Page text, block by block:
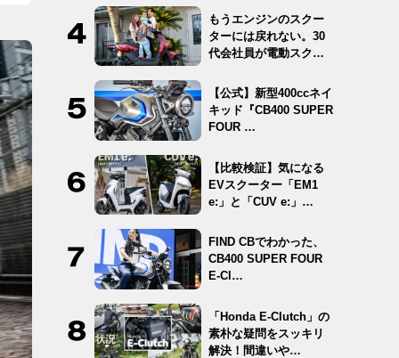
もうエンジンのスクー
ターには戻れない。30
代会社員が電動スクー
【公式】新型400ccネイ
キッド『CB400 SUPER
FOUR …
【比較検証】気になる
EVスクーター「EM1
e:」と「CUV e:」…
FIND CBでわかった、
CB400 SUPER FOUR
E-Cl…
「Honda E-Clutch」の
素朴な疑問をスッキリ
解決！間違いや…